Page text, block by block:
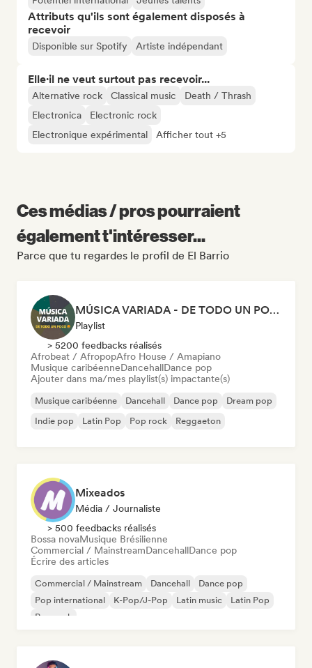
Attributs qu'ils sont également disposés à
recevoir
Disponible sur Spotify Artiste indépendant
Elle·il ne veut surtout pas recevoir...
Alternative rock Classical music
Death / Thrash
Electronica
Electronic rock
Electronique expérimental
Afficher tout +5
Ces médias / pros pourraient
également t'intéresser...
Parce que tu regardes le profil de El Barrio
MÚSICA VARIADA - DE TODO UN POCO
Playlist
> 5200 feedbacks réalisés
Afrobeat / AfropopAfro House / Amapiano
Musique caribéenneDancehallDance pop
Ajouter dans ma/mes playlist(s) impactante(s)
Musique caribéenne Dancehall Dance pop
Dream pop
Indie pop
Latin Pop Pop rock Reggaeton
Mixeados
Média / Journaliste
> 500 feedbacks réalisés
Bossa novaMusique Brésilienne
Commercial / MainstreamDancehallDance pop
Écrire des articles
Commercial / Mainstream Dancehall
Dance pop
Pop international
K-Pop/J-Pop Latin music
Latin Pop
Pop rock